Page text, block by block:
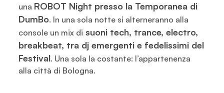
una ROBOT Night presso la Temporanea di
DumBo. In una sola notte si alterneranno alla
console un mix di suoni tech, trance, electro,
breakbeat, tra dj emergenti e fedelissimi del
Festival. Una sola la costante: l’appartenenza
alla città di Bologna.